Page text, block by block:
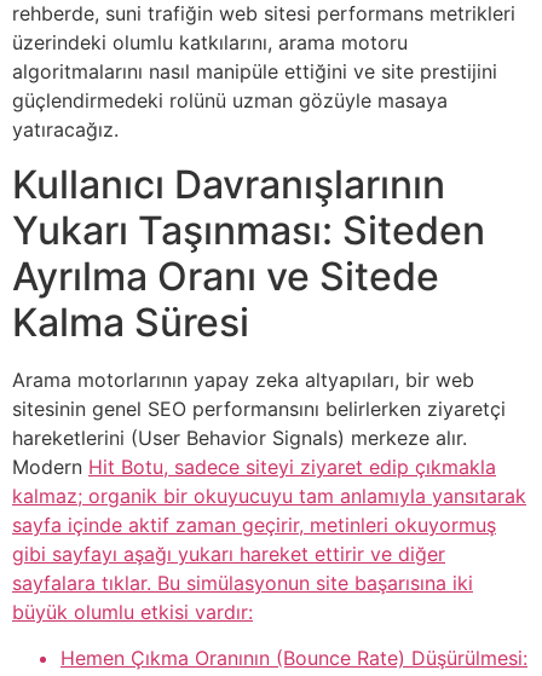
rehberde, suni trafiğin web sitesi performans metrikleri
üzerindeki olumlu katkılarını, arama motoru
algoritmalarını nasıl manipüle ettiğini ve site prestijini
güçlendirmedeki rolünü uzman gözüyle masaya
yatıracağız.
Kullanıcı Davranışlarının
Yukarı Taşınması: Siteden
Ayrılma Oranı ve Sitede
Kalma Süresi
Arama motorlarının yapay zeka altyapıları, bir web
sitesinin genel SEO performansını belirlerken ziyaretçi
hareketlerini (User Behavior Signals) merkeze alır.
Modern Hit Botu, sadece siteyi ziyaret edip çıkmakla
kalmaz; organik bir okuyucuyu tam anlamıyla yansıtarak
sayfa içinde aktif zaman geçirir, metinleri okuyormuş
gibi sayfayı aşağı yukarı hareket ettirir ve diğer
sayfalara tıklar. Bu simülasyonun site başarısına iki
büyük olumlu etkisi vardır:
Hemen Çıkma Oranının (Bounce Rate) Düşürülmesi: